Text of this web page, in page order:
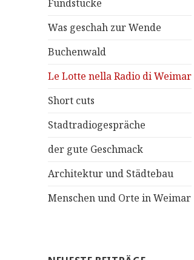
Fundstücke
Was geschah zur Wende
Buchenwald
Le Lotte nella Radio di Weimar
Short cuts
Stadtradiogespräche
der gute Geschmack
Architektur und Städtebau
Menschen und Orte in Weimar